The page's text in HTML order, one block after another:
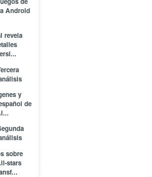
Android
revela
y
de
sobre
stars